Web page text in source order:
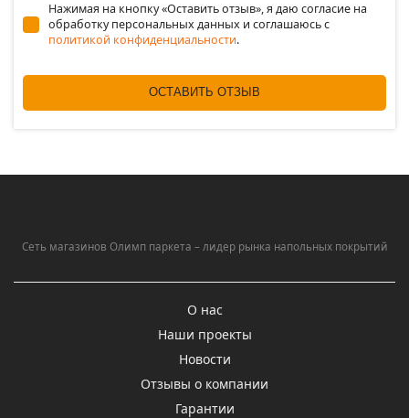
Нажимая на кнопку «Оставить отзыв», я даю согласие на
обработку персональных данных и соглашаюсь c
политикой конфиденциальности.
ОСТАВИТЬ ОТЗЫВ
Сеть магазинов Олимп паркета – лидер рынка напольных покрытий
О нас
Наши проекты
Новости
Отзывы о компании
Гарантии